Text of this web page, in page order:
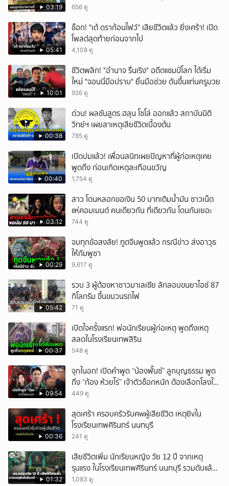
03:19 656 ดู
05:41
ช็อก! "เต้ ดราก้อนไฟว์" เสียชีวิตแล้ว ยิ่งเศร้า! เปิด
โพสต์สุดท้ายก่อนจากไป
4,108 ดู
10:01
ชีวิตพลิก! "อำนาจ รื่นเริง" อดีตแชมป์โลก ได้เริ่ม
ใหม่ "จอนนี่มือปราบ" ยื่นมือช่วย ดันขึ้นแท่นครูมวย
926 ดู
00:38
ด่วน! ผลชันสูตร ฮลุน โซโล่ ออกแล้ว สถาบันนิติ
วิทย์ฯ เผยสาเหตุเสียชีวิตเบื้องต้น
785 ดู
00:40
เปิดปมแล้ว! เพื่อนสนิทเผยปัญหาที่ผู้ก่อเหตุเคย
พูดถึง ก่อนเกิดเหตุสะเทือนขวัญ
1,754 ดู
03:12
สาว โดนหลอกขอเงิน 50 บาทเติมน้ำมัน ชาวเน็ต
แห่คอมเมนต์ คนเดียวกัน ที่เดียวกัน โดนกันเยอะ
744 ดู
00:29
จบทุกข้อสงสัย! ทูตจีนพูดแล้ว กรณีข่าว ส่งอาวุธ
ให้กัมพูชา
9,617 ดู
05:42
รวบ 3 ผู้ต้องหาชาวมาเลเซีย ลักลอบขนยาไอซ์ 87
กิโลกรัม ขึ้นขบวนรถไฟ
71 ดู
00:37
เปิดใจครั้งแรก! พ่อนักเรียนผู้ก่อเหตุ พูดถึงเหตุ
สลดในโรงเรียนเทพสิริน
548 ดู
09:54
จุกในอก! เปิดคำพูด “น้องพั๊นซ์” ลูกบุญธรรม พูด
ถึง “ก้อง ห้วยไร่” เจ้าตัวช็อกหนัก ต้องเลือกโลงให้
ลูก!
449 ดู
00:36
สุดเศร้า ครอบครัวรับศwผู้เสียชีวิต เหตุยิvใน
โรงเรียนเทพศิรินทร์ นนทบุรี
241 ดู
01:32
เสียชีวิตเพิ่ม นักเรียนหญิง วัย 12 ปี จากเหตุ
รุนแรง ในโรงเรียนเทพศิรินทร์ นนทบุรี รวมดับแล้ว
9 ราย
1,083 ดู